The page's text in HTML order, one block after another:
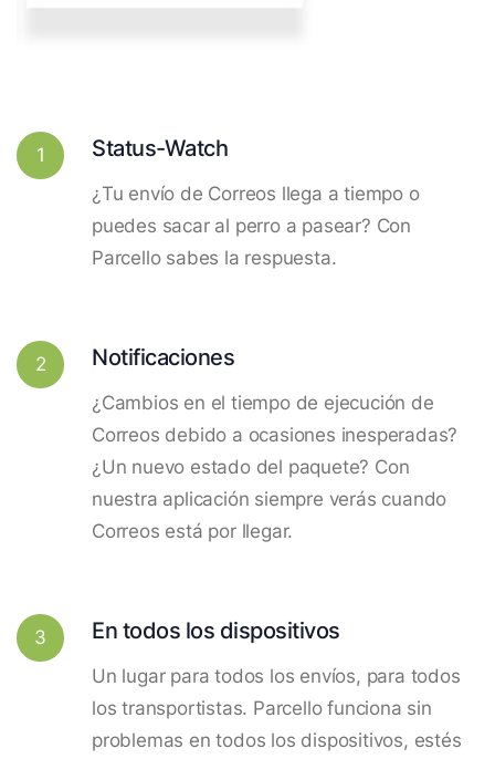
1 Status-Watch
¿Tu envío de Correos llega a tiempo o
puedes sacar al perro a pasear? Con
Parcello sabes la respuesta.
2 Notificaciones
¿Cambios en el tiempo de ejecución de
Correos debido a ocasiones inesperadas?
¿Un nuevo estado del paquete? Con
nuestra aplicación siempre verás cuando
Correos está por llegar.
3 En todos los dispositivos
Un lugar para todos los envíos, para todos
los transportistas. Parcello funciona sin
problemas en todos los dispositivos, estés